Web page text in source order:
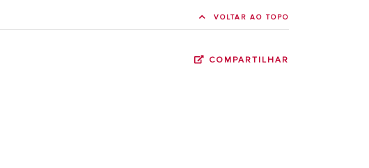
VOLTAR AO TOPO
COMPARTILHAR